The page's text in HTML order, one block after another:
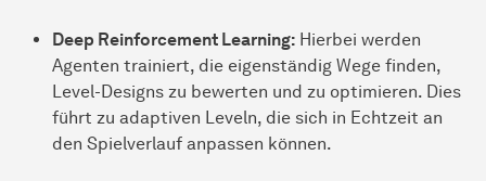
Deep Reinforcement Learning: Hierbei werden
Agenten trainiert, die eigenständig Wege finden,
Level-Designs zu bewerten und zu optimieren. Dies
führt zu adaptiven Leveln, die sich in Echtzeit an
den Spielverlauf anpassen können.